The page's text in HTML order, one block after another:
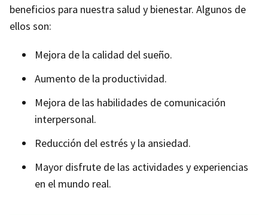
beneficios para nuestra salud y bienestar. Algunos de
ellos son:
Mejora de la calidad del sueño.
Aumento de la productividad.
Mejora de las habilidades de comunicación
interpersonal.
Reducción del estrés y la ansiedad.
Mayor disfrute de las actividades y experiencias
en el mundo real.